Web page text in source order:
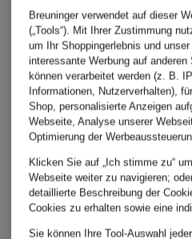
DUNO
FRIEDA
Breuninger verwendet auf dieser
(„Tools“). Mit Ihrer Zustimmung
um Ihr Shoppingerlebnis und
interessante Werbung auf
können verarbeitet werden (z. B.
Informationen, Nutzerverhalten),
Shop, personalisierte Anzeigen
Webseite, Analyse unserer
Optimierung der
Klicken Sie auf „Ich stimme zu“
Webseite weiter zu navigieren;
detaillierte Beschreibung der
Cookies zu erhalten sowie eine
Sie können Ihre Tool-Auswahl